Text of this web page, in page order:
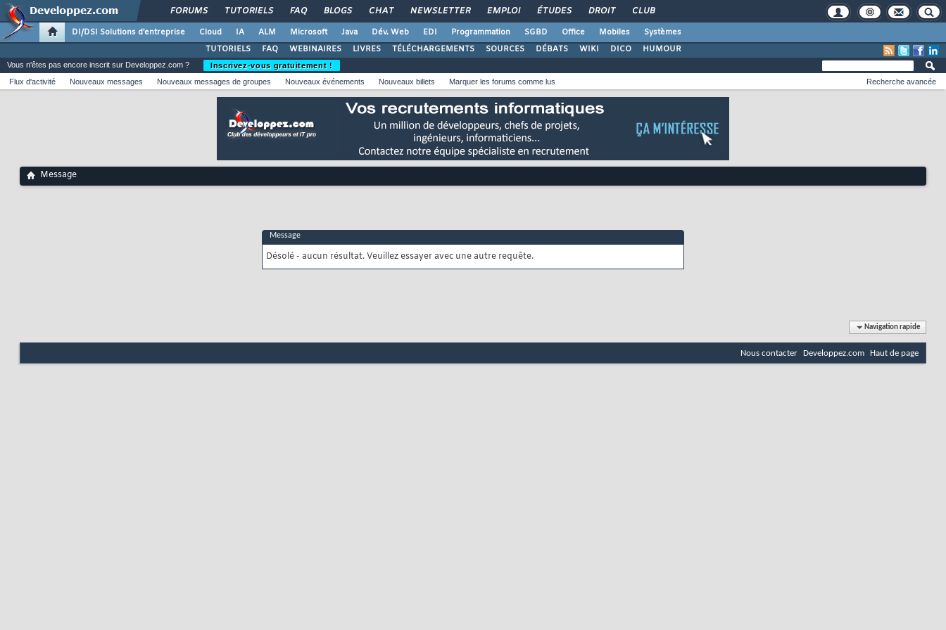
FORUMS TUTORIELS FAQ BLOGS CHAT NEWSLETTER EMPLOI ÉTUDES DROIT CLUB
DI/DSI Solutions d'entreprise Cloud IA ALM Microsoft Java Dév. Web EDI Programmation SGBD Office Mobiles
Systèmes
TUTORIELS
FAQ WEBINAIRES LIVRES TÉLÉCHARGEMENTS SOURCES DÉBATS WIKI DICO HUMOUR
Vous n'êtes pas encore inscrit sur Developpez.com ?
Inscrivez-vous gratuitement !
Flux d'activité
Nouveaux messages Nouveaux messages de groupes Nouveaux événements Nouveaux billets Marquer les forums comme lus Recherche avancée
Message
Message
Désolé - aucun résultat. Veuillez essayer avec une autre requête.
Navigation rapide
Nous contacter Developpez.com Haut de page